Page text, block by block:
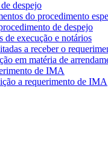
despejo
do procedimento
de despejo
de execução e notários
a receber o
em matéria de
de IMA
a requerimento de IMA